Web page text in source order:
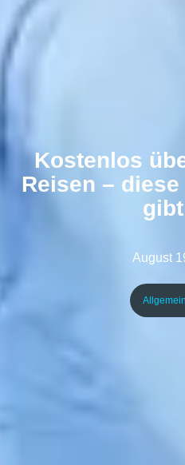
Kostenlos
Reisen –
August
Allgemein